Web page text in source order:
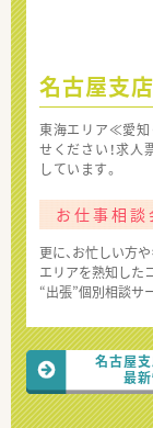
名古屋支店
東海エリア≪愛知
せください！求
しています。
お仕事相談
更に、お忙しい方
エリアを熟知した
“出張”個別相談サ
名古屋
最